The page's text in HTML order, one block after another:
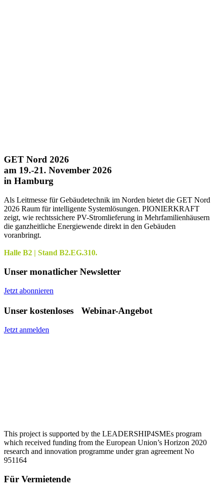
GET Nord 2026
am 19.-21. November 2026
in Hamburg
Als Leitmesse für Gebäudetechnik im Norden bietet die GET Nord
2026 Raum für intelligente Systemlösungen. PIONIERKRAFT
zeigt, wie rechtssichere PV-Stromlieferung in Mehrfamilienhäusern
die ganzheitliche Energiewende direkt in den Gebäuden
voranbringt.
Halle B2 | Stand B2.EG.310.
Unser monatlicher Newsletter
Jetzt abonnieren
Unser kostenloses Webinar-Angebot
Jetzt anmelden
This project is supported by the LEADERSHIP4SMEs program
which received funding from the European Union’s Horizon 2020
research and innovation programme under gran agreement No
951164
Für Vermietende